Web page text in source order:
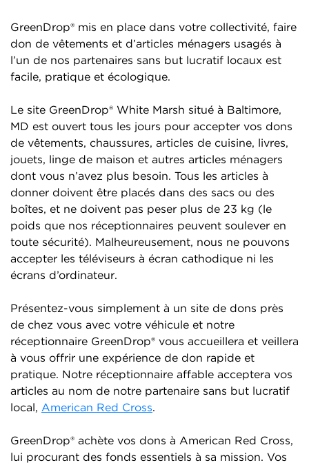
GreenDrop® mis en place dans votre collectivité, faire
don de vêtements et d’articles ménagers usagés à
l’un de nos partenaires sans but lucratif locaux est
facile, pratique et écologique.
Le site GreenDrop® White Marsh situé à Baltimore,
MD est ouvert tous les jours pour accepter vos dons
de vêtements, chaussures, articles de cuisine, livres,
jouets, linge de maison et autres articles ménagers
dont vous n’avez plus besoin. Tous les articles à
donner doivent être placés dans des sacs ou des
boîtes, et ne doivent pas peser plus de 23 kg (le
poids que nos réceptionnaires peuvent soulever en
toute sécurité). Malheureusement, nous ne pouvons
accepter les téléviseurs à écran cathodique ni les
écrans d’ordinateur.
Présentez-vous simplement à un site de dons près
de chez vous avec votre véhicule et notre
réceptionnaire GreenDrop® vous accueillera et veillera
à vous offrir une expérience de don rapide et
pratique. Notre réceptionnaire affable acceptera vos
articles au nom de notre partenaire sans but lucratif
local, American Red Cross.
GreenDrop® achète vos dons à American Red Cross,
lui procurant des fonds essentiels à sa mission. Vos